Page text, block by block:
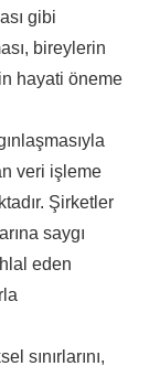
gibi
bireylerin
hayati öneme
veri işleme
Şirketler
saygı
eden
sınırlarını,